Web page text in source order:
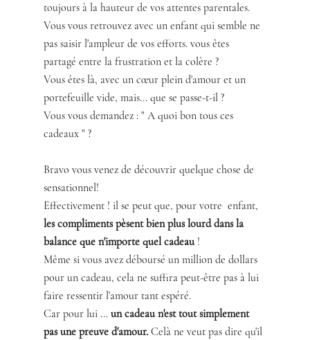
toujours à la hauteur de vos attentes parentales.
Vous vous retrouvez avec un enfant qui semble ne
pas saisir l'ampleur de vos efforts. vous êtes
partagé entre la frustration et la colère ?
Vous êtes là, avec un cœur plein d'amour et un
portefeuille vide, mais... que se passe-t-il ?
Vous vous demandez : " A quoi bon tous ces
cadeaux " ?
Bravo vous venez de découvrir quelque chose de
sensationnel!
Effectivement ! il se peut que, pour votre  enfant,
les compliments pèsent bien plus lourd dans la
balance que n'importe quel cadeau !
Même si vous avez déboursé un million de dollars
pour un cadeau, cela ne suffira peut-être pas à lui
faire ressentir l'amour tant espéré.
Car pour lui ... un cadeau n'est tout simplement
pas une preuve d'amour. Celà ne veut pas dire qu'il